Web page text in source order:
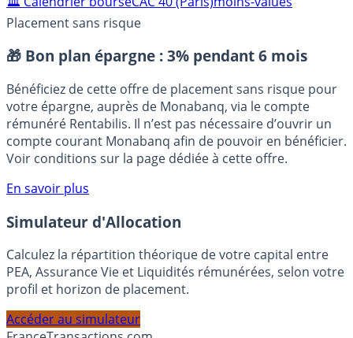
🏛️ Calendrier bourseCAC 40 (Paris)
Placement sans risque
🎁 Bon plan épargne : 3% pendant 6 mois
Bénéficiez de cette offre de placement sans risque pour
votre épargne, auprès de Monabanq, via le compte
rémunéré Rentabilis. Il n’est pas nécessaire d’ouvrir un
compte courant Monabanq afin de pouvoir en bénéficier.
Voir conditions sur la page dédiée à cette offre.
En savoir plus
Simulateur d'Allocation
Calculez la répartition théorique de votre capital entre
PEA, Assurance Vie et Liquidités rémunérées, selon votre
profil et horizon de placement.